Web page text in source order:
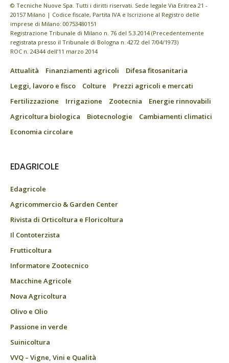
© Tecniche Nuove Spa. Tutti i diritti riservati. Sede legale Via Eritrea 21 -
20157 Milano | Codice fiscale, Partita IVA e Iscrizione al Registro delle
imprese di Milano: 00753480151
Registrazione Tribunale di Milano n. 76 del 5.3.2014 (Precedentemente
registrata presso il Tribunale di Bologna n. 4272 del 7/04/1973)
ROC n. 24344 dell’11 marzo 2014
Attualità Finanziamenti agricoli
Difesa fitosanitaria
Leggi, lavoro e fisco
Colture
Prezzi agricoli e mercati
Fertilizzazione
Irrigazione Zootecnia
Energie rinnovabili
Agricoltura biologica
Biotecnologie
Cambiamenti climatici
Economia circolare
EDAGRICOLE
Edagricole
Agricommercio & Garden Center
Rivista di Orticoltura e Floricoltura
Il Contoterzista
Frutticoltura
Informatore Zootecnico
Macchine Agricole
Nova Agricoltura
Olivo e Olio
Passione in verde
Suinicoltura
VVQ – Vigne, Vini e Qualità